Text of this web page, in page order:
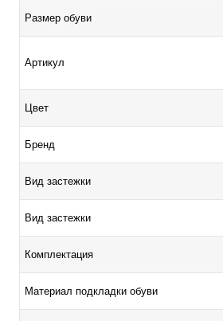
Размер обуви
Артикул
Цвет
Бренд
Вид застежки
Вид застежки
Комплектация
Материал подкладки обуви